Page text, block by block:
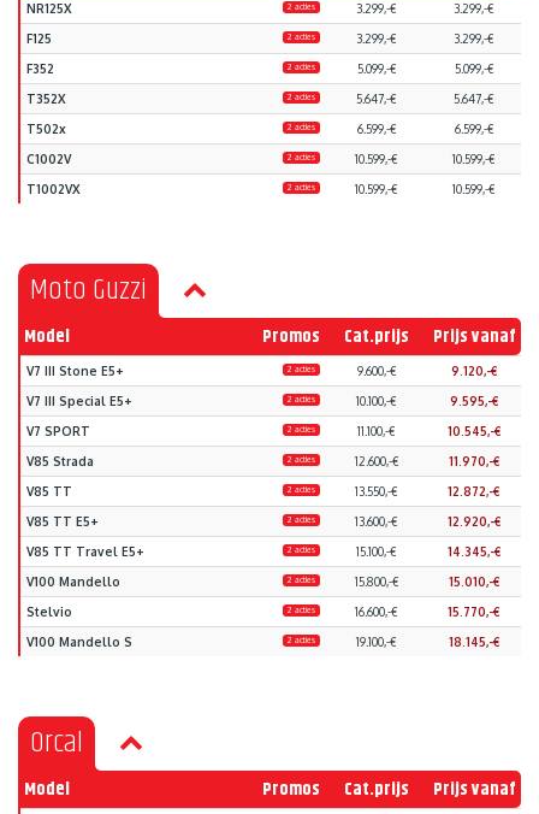
NR125X 2 acties 3.299,-€ 3.299,-€
F125 2 acties 3.299,-€ 3.299,-€
F352 2 acties 5.099,-€ 5.099,-€
T352X 2 acties 5.647,-€ 5.647,-€
T502x 2 acties 6.599,-€ 6.599,-€
C1002V 2 acties 10.599,-€ 10.599,-€
T1002VX 2 acties 10.599,-€ 10.599,-€
Moto Guzzi
Model Promos Cat.prijs Prijs vanaf
V7 III Stone E5+ 2 acties 9.600,-€ 9.120,-€
V7 III Special E5+ 2 acties 10.100,-€ 9.595,-€
V7 SPORT 2 acties 11.100,-€ 10.545,-€
V85 Strada 2 acties 12.600,-€ 11.970,-€
V85 TT 2 acties 13.550,-€ 12.872,-€
V85 TT E5+ 2 acties 13.600,-€ 12.920,-€
V85 TT Travel E5+ 2 acties 15.100,-€ 14.345,-€
V100 Mandello 2 acties 15.800,-€ 15.010,-€
Stelvio 2 acties 16.600,-€ 15.770,-€
V100 Mandello S 2 acties 19.100,-€ 18.145,-€
Orcal
Model Promos Cat.prijs Prijs vanaf